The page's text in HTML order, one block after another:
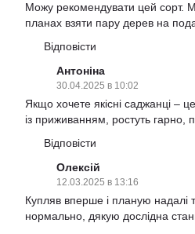
Можу рекомендувати цей сорт.
планах взяти пару дерев на
Відповісти
Антоніна
30.04.2025 в 10:02
Якщо хочете якісні саджанці –
із приживанням, ростуть гарно,
Відповісти
Олексій
12.03.2025 в 13:16
Купляв вперше і планую надалі
нормально, дякую дослідна